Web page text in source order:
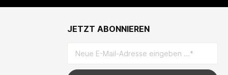
JETZT ABONNIEREN